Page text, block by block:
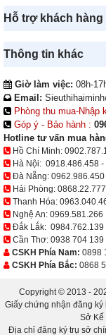
Hỗ trợ khách hàng
Thông tin khác
Giờ làm việc: 08h-
Email:
Phòng thu mua-Nhập
Góp ý - Bảo hành :
Hotline tư vấn mua
Hồ Chí Minh:
Hà Nội: 0918.486.458 -
Đà Nẵng: 0962.986.450
Hải Phòng:
Thanh Hóa:
Nghệ An: 0969.581.266
Đắk Lắk: 0984.762.139
Cần Thơ: 0938 704 139
CSKH Phía Nam: 0898
CSKH Phía Bắc: 0868
Copyright © 2013 -
Giấy chứng nhận đăng
Sở Kế
Địa chỉ đăng ký trụ sở